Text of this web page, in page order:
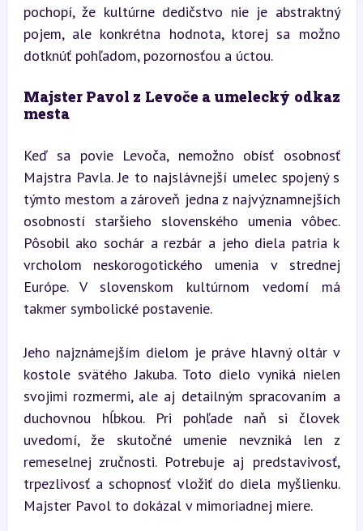
pochopí, že kultúrne dedičstvo nie je abstraktný
pojem, ale konkrétna hodnota, ktorej sa možno
dotknúť pohľadom, pozornosťou a úctou.
Majster Pavol z Levoče a umelecký odkaz
mesta
Keď sa povie Levoča, nemožno obísť osobnosť
Majstra Pavla. Je to najslávnejší umelec spojený s
týmto mestom a zároveň jedna z najvýznamnejších
osobností staršieho slovenského umenia vôbec.
Pôsobil ako sochár a rezbár a jeho diela patria k
vrcholom neskorogotického umenia v strednej
Európe. V slovenskom kultúrnom vedomí má
takmer symbolické postavenie.
Jeho najznámejším dielom je práve hlavný oltár v
kostole svätého Jakuba. Toto dielo vyniká nielen
svojimi rozmermi, ale aj detailným spracovaním a
duchovnou hĺbkou. Pri pohľade naň si človek
uvedomí, že skutočné umenie nevzniká len z
remeselnej zručnosti. Potrebuje aj predstavivosť,
trpezlivosť a schopnosť vložiť do diela myšlienku.
Majster Pavol to dokázal v mimoriadnej miere.